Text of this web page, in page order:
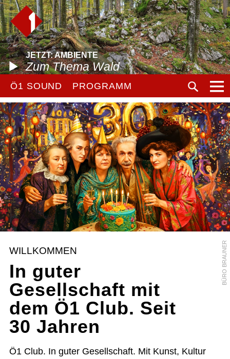
JETZT: AMBIENTE
Zum Thema Wald
Ö1 SOUND PROGRAMM
BÜRO BRAUNER
WILLKOMMEN
In guter
Gesellschaft mit
dem Ö1 Club. Seit
30 Jahren
Ö1 Club. In guter Gesellschaft. Mit Kunst, Kultur